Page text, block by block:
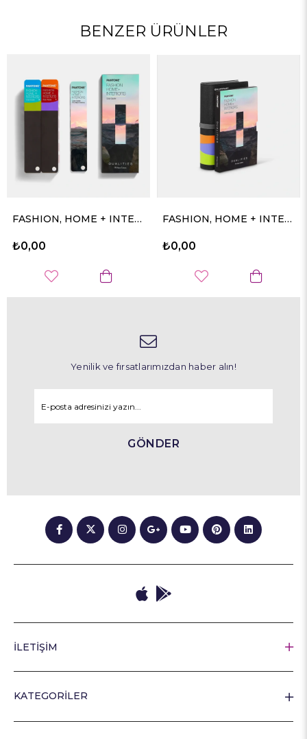
BENZER ÜRÜNLER
FASHION, HOME + INTERIORS COLOR GUIDE + DUALITIES EXPANSION PACK
₺0,00
FASHION, HOME + INTERIORS COTTON PASSPORT + DUALITIES EXPANSION PACK
₺0,00
Yenilik ve fırsatlarımızdan haber alın!
GÖNDER
İLETİŞİM
KATEGORİLER